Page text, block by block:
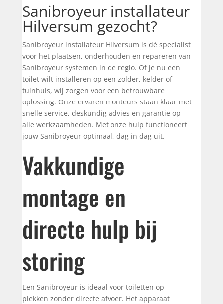
Sanibroyeur installateur
Hilversum gezocht?
Sanibroyeur installateur Hilversum is dé specialist
voor het plaatsen, onderhouden en repareren van
Sanibroyeur systemen in de regio. Of je nu een
toilet wilt installeren op een zolder, kelder of
tuinhuis, wij zorgen voor een betrouwbare
oplossing. Onze ervaren monteurs staan klaar met
snelle service, deskundig advies en garantie op
alle werkzaamheden. Met onze hulp functioneert
jouw Sanibroyeur optimaal, dag in dag uit.
Vakkundige
montage en
directe hulp bij
storing
Een Sanibroyeur is ideaal voor toiletten op
plekken zonder directe afvoer. Het apparaat